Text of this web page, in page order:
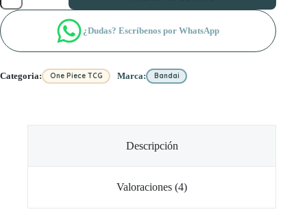
Card
Game
OP14
Booster
Packs)
¿Dudas? Escríbenos por WhatsApp
Categoria: One Piece TCG Marca: Bandai
Descripción
Valoraciones (4)